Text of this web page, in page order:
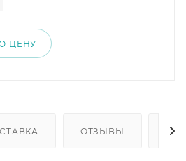
ЦЕНУ
ОТЗЫВЫ